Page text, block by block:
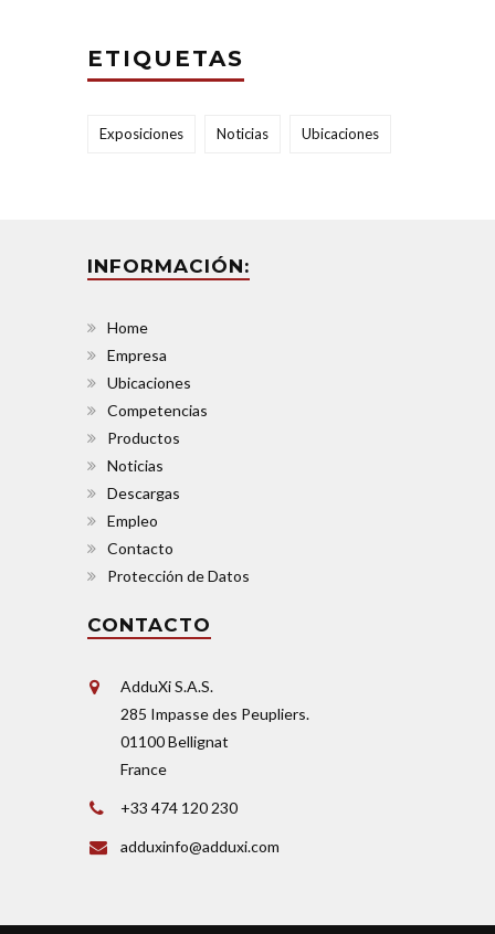
ETIQUETAS
Exposiciones Noticias Ubicaciones
INFORMACIÓN:
Home
Empresa
Ubicaciones
Competencias
Productos
Noticias
Descargas
Empleo
Contacto
Protección de Datos
CONTACTO
AdduXi S.A.S.
285 Impasse des Peupliers.
01100 Bellignat
France
+33 474 120 230
adduxinfo@adduxi.com